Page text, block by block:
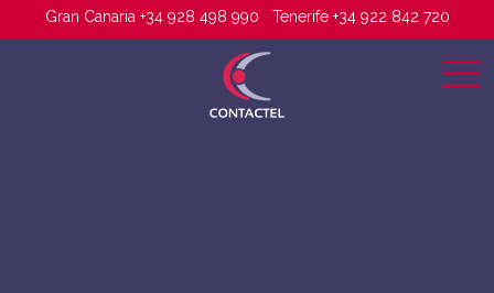
Gran Canaria +34 928 498 990 Tenerife +34 922 842 720